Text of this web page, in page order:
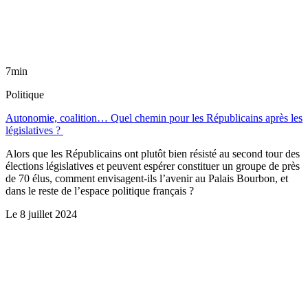
7min
Politique
Autonomie, coalition… Quel chemin pour les Républicains après les
législatives ?
Alors que les Républicains ont plutôt bien résisté au second tour des
élections législatives et peuvent espérer constituer un groupe de près
de 70 élus, comment envisagent-ils l’avenir au Palais Bourbon, et
dans le reste de l’espace politique français ?
Le 8 juillet 2024